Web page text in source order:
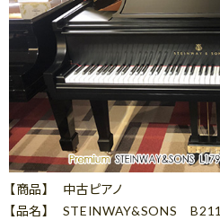
【商品】 中古ピアノ
【品名】 STEINWAY&SONS B211